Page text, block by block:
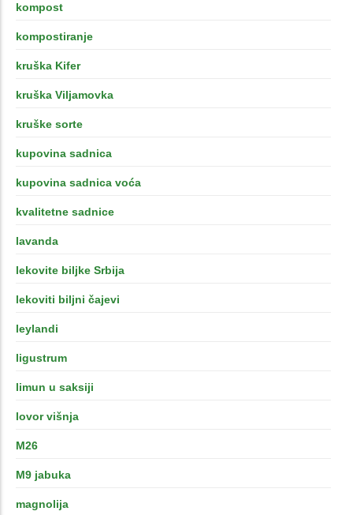
kompost
kompostiranje
kruška Kifer
kruška Viljamovka
kruške sorte
kupovina sadnica
kupovina sadnica voća
kvalitetne sadnice
lavanda
lekovite biljke Srbija
lekoviti biljni čajevi
leylandi
ligustrum
limun u saksiji
lovor višnja
M26
M9 jabuka
magnolija